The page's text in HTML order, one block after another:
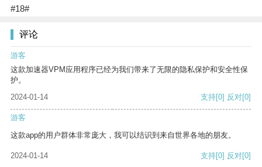
#18#
评论
游客
这款加速器VPM应用程序已经为我们带来了无限的隐私保护和安全性保
护。
2024-01-14
支持[0] 反对[0]
游客
这款app的用户群体非常庞大，我可以结识到来自世界各地的朋友。
2024-01-14 支持[0] 反对[0]